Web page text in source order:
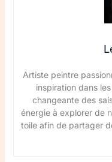
Artiste peintre
inspiration dans
changeante des
énergie à explorer de
toile afin de partager